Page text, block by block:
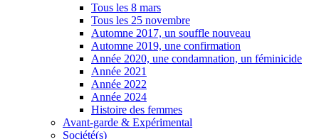
Tous les 8 mars
Tous les 25 novembre
Automne 2017, un souffle nouveau
Automne 2019, une confirmation
Année 2020, une condamnation, un féminicide
Année 2021
Année 2022
Année 2024
Histoire des femmes
Avant-garde & Expérimental
Société(s)